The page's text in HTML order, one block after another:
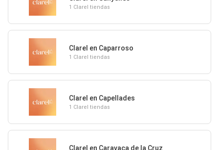
1 Clarel tiendas
Clarel en Caparroso
1 Clarel tiendas
Clarel en Capellades
1 Clarel tiendas
Clarel en Caravaca de la Cruz